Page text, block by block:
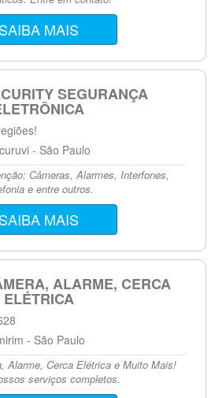
SAIBA MAIS
SEGURANÇA
- São Paulo
Câmeras, Alarmes, Interfones,
e entre outros.
SAIBA MAIS
ALARME, CERCA
ELÉTRICA
- São Paulo
Alarme, Cerca Elétrica e Muito Mais!
serviços completos.